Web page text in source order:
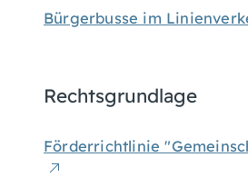
Bürgerbusse im
Rechtsgrundlage
Förderrichtlinie